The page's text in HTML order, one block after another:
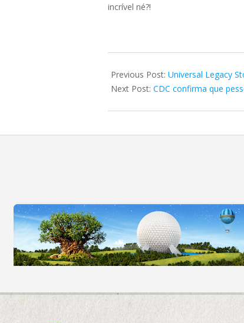
incrível né?!
05-
12
Previous Post: Universal Legacy
Next Post: CDC confirma que